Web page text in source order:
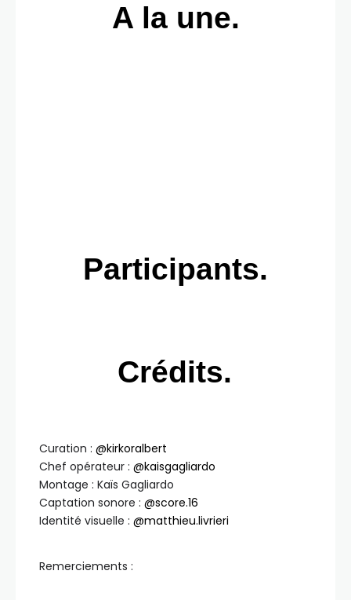
A la une.
Participants.
Crédits.
Curation : @kirkoralbert
Chef opérateur : @kaisgagliardo
Montage : Kaïs Gagliardo
Captation sonore : @score.16
Identité visuelle : @matthieu.livrieri
Remerciements :